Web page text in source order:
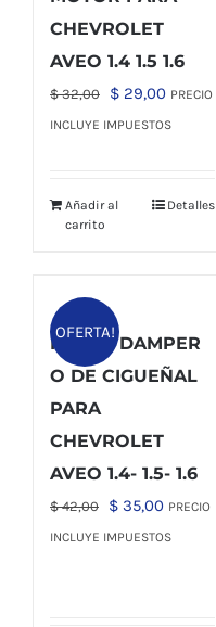
CHEVROLET
AVEO 1.4 1.5 1.6
$32,00
El
precio
$ 32,00.
$ 29,00El
precio
$ 29,00.
PRECIO
INCLUYE IMPUESTOS
Añadir al
carrito
Detalles
OFERTA!
POLEA DAMPER
O DE CIGUEÑAL
PARA
CHEVROLET
AVEO 1.4- 1.5- 1.6
$42,00
El
precio
$ 35,00El
precio
PRECIO
INCLUYE IMPUESTOS